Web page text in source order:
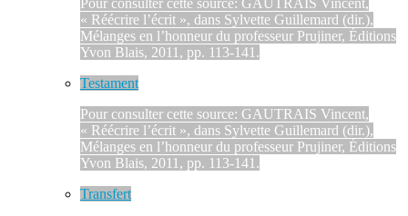
Pour consulter cette source: GAUTRAIS Vincent,
« Réécrire l’écrit », dans Sylvette Guillemard (dir.),
Mélanges en l’honneur du professeur Prujiner, Éditions
Yvon Blais, 2011, pp. 113-141.
Testament
Pour consulter cette source: GAUTRAIS Vincent,
« Réécrire l’écrit », dans Sylvette Guillemard (dir.),
Mélanges en l’honneur du professeur Prujiner, Éditions
Yvon Blais, 2011, pp. 113-141.
Transfert